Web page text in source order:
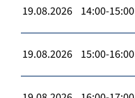
19.08.2026 14:00-15:00
19.08.2026 15:00-16:00